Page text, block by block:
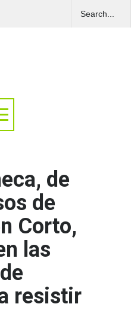
de
de
Corto,
las
resistir